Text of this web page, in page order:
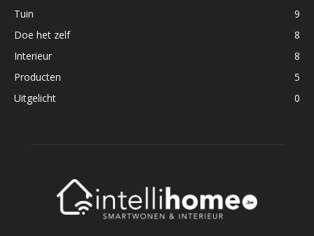
Tuin
9
Doe het zelf
8
Interieur
8
Producten
5
Uitgelicht
0